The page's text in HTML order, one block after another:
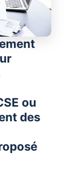
ou
des